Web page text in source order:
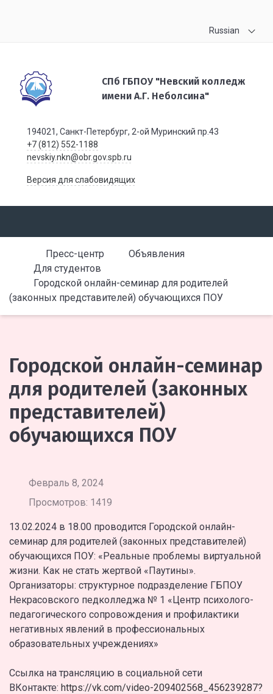
Russian
СПб ГБПОУ "Невский колледж
имени А.Г. Неболсина"
194021, Санкт-Петербург, 2-ой Муринский пр.43
+7 (812) 552-1188
nevskiy.nkn@obr.gov.spb.ru
Версия для слабовидящих
Пресс-центр
Объявления
Для студентов
Городской онлайн-семинар для родителей
(законных представителей) обучающихся ПОУ
Городской онлайн-семинар
для родителей (законных
представителей)
обучающихся ПОУ
Февраль 8, 2024
Просмотров: 1419
13.02.2024 в 18.00 проводится Городской онлайн-
семинар для родителей (законных представителей)
обучающихся ПОУ: «Реальные проблемы виртуальной
жизни. Как не стать жертвой «Паутины».
Организаторы: структурное подразделение ГБПОУ
Некрасовского педколледжа № 1 «Центр психолого-
педагогического сопровождения и профилактики
негативных явлений в профессиональных
образовательных учреждениях»
Ссылка на трансляцию в социальной сети
ВКонтакте: https://vk.com/video-209402568_456239287?